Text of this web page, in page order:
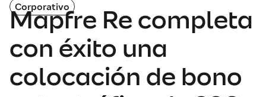
Corporativo
Mapfre Re completa
con éxito una
colocación de bono